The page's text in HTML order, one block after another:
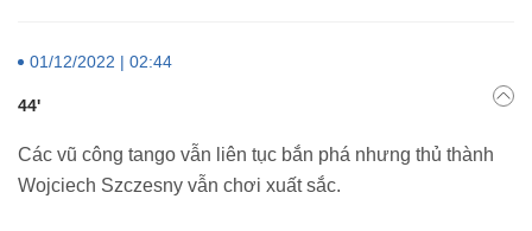
01/12/2022 | 02:44
44'
Các vũ công tango vẫn liên tục bắn phá nhưng thủ thành
Wojciech Szczesny vẫn chơi xuất sắc.